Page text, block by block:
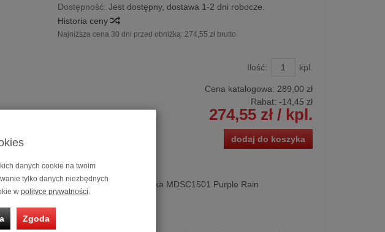
Dostępność: Jest dostępny, dostawa 1-2 dni robocze.
Historia ceny
Najniższa cena 30 dni przed obniżką: 274,55 zł brutto
Ilość: kpl.
Cena katalogowa: 289,00 zł
Rabat: -14,45 zł
274,55 zł/ kpl.
dodaj do koszyka
Zworki do kolumn Melodika MDSC1501 Purple Rain
danych cookie na twoim
tylko danych niezbędnych
w polityce prywatności.
Zgoda